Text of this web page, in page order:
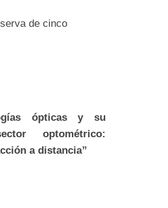
de cinco
ópticas y su
optométrico:
a distancia”